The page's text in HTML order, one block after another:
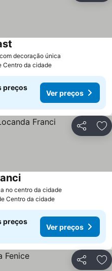
decoração única
Centro da cidade
preços
Ver preços
Partilhar
no centro da cidadeVer preços
Ver preços
Centro da cidade
preços
Ver preços
Partilhar